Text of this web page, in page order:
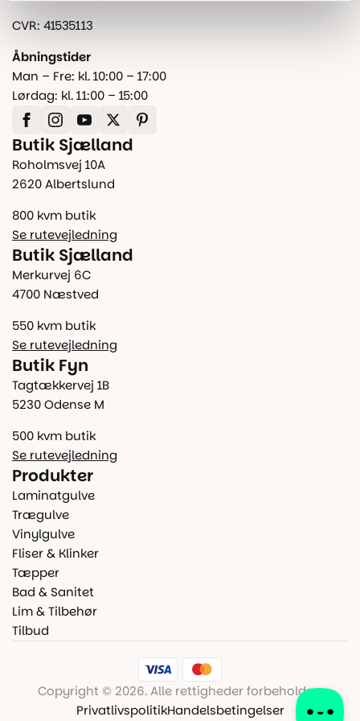
CVR: 41535113
Åbningstider
Man – Fre: kl. 10:00 – 17:00
Lørdag: kl. 11:00 – 15:00
Butik Sjælland
Roholmsvej 10A
2620 Albertslund
800 kvm butik
Se rutevejledning
Butik Sjælland
Merkurvej 6C
4700 Næstved
550 kvm butik
Se rutevejledning
Butik Fyn
Tagtækkervej 1B
5230 Odense M
500 kvm butik
Se rutevejledning
Produkter
Laminatgulve
Trægulve
Vinylgulve
Fliser & Klinker
Tæpper
Bad & Sanitet
Lim & Tilbehør
Tilbud
Copyright © 2026. Alle rettigheder forbeholdes.
PrivatlivspolitikHandelsbetingelser